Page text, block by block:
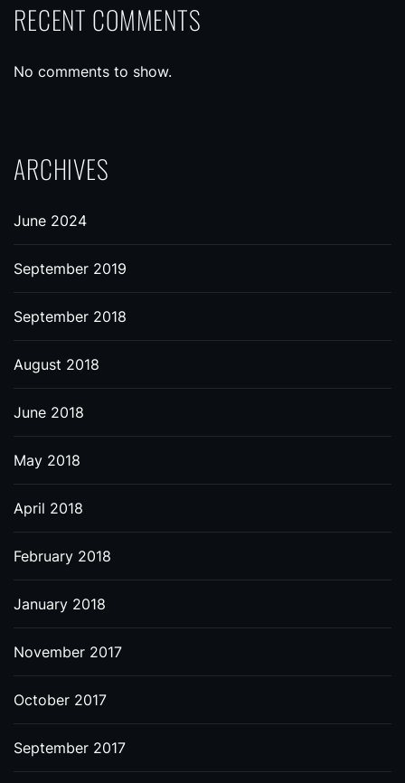
RECENT COMMENTS
No comments to show.
ARCHIVES
June 2024
September 2019
September 2018
August 2018
June 2018
May 2018
April 2018
February 2018
January 2018
November 2017
October 2017
September 2017